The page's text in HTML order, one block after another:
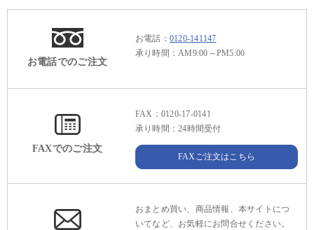
お電話でのご注文
お電話： 0120-141147
承り時間：AM9:00～PM5:00
FAXでのご注文
FAX：0120-17-0141
承り時間：24時間受付
FAXご注文はこちら
おまとめ買い、商品情報、本サイトにつ
いてなど、お気軽にお問合せください。